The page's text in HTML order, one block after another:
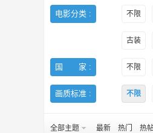
电影分类 : 不限
古装
国 家 : 不限
画质标准 : 不限
全部主题 最新 热门 热